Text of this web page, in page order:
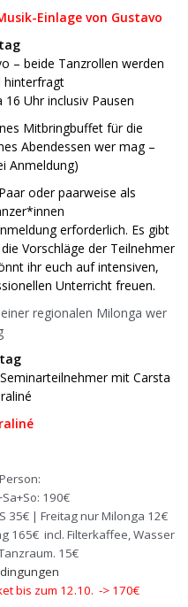
Einlage von Gustavo
– beide Tanzrollen werden
hinterfragt
Uhr inclusiv Pausen
Mitbringbuffet für die
Abendessen wer mag –
Anmeldung)
oder paarweise als
erforderlich. Es gibt
Vorschläge der Teilnehmer
ihr euch auf intensiven,
Unterricht freuen.
regionalen Milonga wer
mit Carsta
190€
35€ | Freitag nur Milonga 12€
165€ incl. Filterkaffee, Wasser
15€
bis zum 12.10. -> 170€